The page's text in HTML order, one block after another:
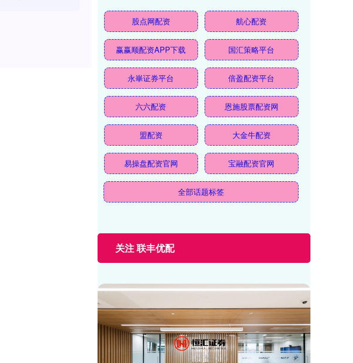
股点网配资 航心配资
赢赢顺配资APP下载 国汇策略平台
永崋证券平台 倍盈配资平台
六六配资 恩施股票配资网
盟配资 大金牛配资
易操盘配资官网 宝融配资官网
全部话题标签
关注 联丰优配